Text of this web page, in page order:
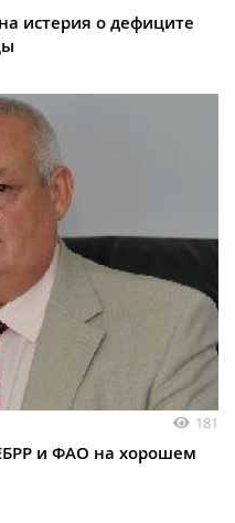
истерия о дефиците
181
и ФАО на хорошем